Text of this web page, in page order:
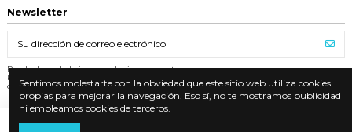
Newsletter
Puede darse de baja en cualquier momento.
Para ello, consulte nuestra información de
contacto en el aviso legal.
Sentimos molestarte con la obviedad que este sitio web utiliza cookies
propias para mejorar la navegación. Eso sí, no te mostramos publicidad
ni empleamos cookies de terceros.